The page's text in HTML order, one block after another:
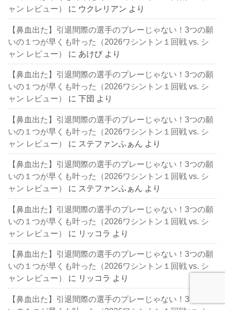
ャン レビュー）
に ウクレリアン より
【鼻血出た】引退間際の選手のプレーじゃない！3つの願
いの１つが早くも叶った（2026ワシントン１回戦 vs. シ
ャン レビュー）
に あけび より
【鼻血出た】引退間際の選手のプレーじゃない！3つの願
いの１つが早くも叶った（2026ワシントン１回戦 vs. シ
ャン レビュー）
に下団 より
【鼻血出た】引退間際の選手のプレーじゃない！3つの願
いの１つが早くも叶った（2026ワシントン１回戦 vs. シ
ャン レビュー）
に ステファンふぁん より
【鼻血出た】引退間際の選手のプレーじゃない！3つの願
いの１つが早くも叶った（2026ワシントン１回戦 vs. シ
ャン レビュー）
に ステファンふぁん より
【鼻血出た】引退間際の選手のプレーじゃない！3つの願
いの１つが早くも叶った（2026ワシントン１回戦 vs. シ
ャン レビュー）
に リッコラ より
【鼻血出た】引退間際の選手のプレーじゃない！3つの願
いの１つが早くも叶った（2026ワシントン１回戦 vs. シ
ャン レビュー）
に リッコラ より
【鼻血出た】引退間際の選手のプレーじゃない！3つの願